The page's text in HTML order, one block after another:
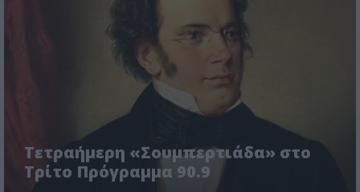
Τετραήμερη «Σουμπερτιάδα» στο
Τρίτο Πρόγραμμα 90.9